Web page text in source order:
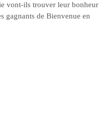
vont-ils trouver leur bonheur
gagnants de Bienvenue en